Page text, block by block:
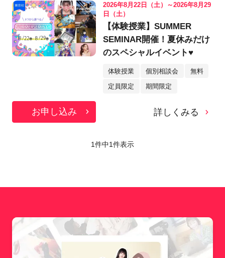
2026年8月22日（土）～2026年8月29
日（土）
【体験授業】SUMMER
SEMINAR開催！夏休みだけ
のスペシャルイベント♥
体験授業 個別相談会 無料
定員限定 期間限定
お申し込み 詳しくみる
1件中1件表示